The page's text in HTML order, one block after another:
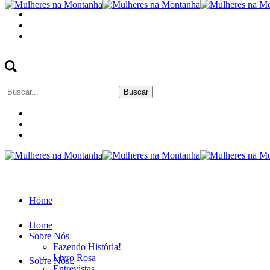
Buscar
por:
Home
Sobre Nós
Home
Sobre Nós
Fazendo História!
Livro Rosa